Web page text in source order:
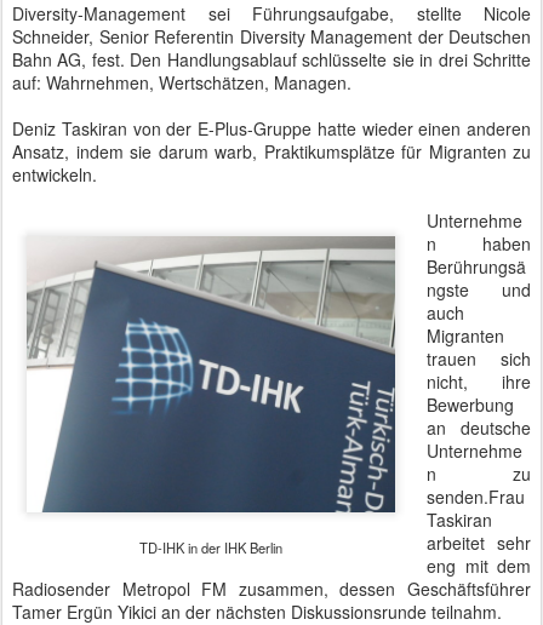
Diversity-Management sei Führungsaufgabe, stellte Nicole
Schneider, Senior Referentin Diversity Management der Deutschen
Bahn AG, fest. Den Handlungsablauf schlüsselte sie in drei Schritte
auf: Wahrnehmen, Wertschätzen, Managen.
Deniz Taskiran von der E-Plus-Gruppe hatte wieder einen anderen
Ansatz, indem sie darum warb, Praktikumsplätze für Migranten zu
entwickeln.
TD-IHK in der IHK Berlin
Unternehme
n haben
Berührungsä
ngste und
auch
Migranten
trauen sich
nicht, ihre
Bewerbung
an deutsche
Unternehme
n zu
senden.Frau
Taskiran
arbeitet sehr
eng mit dem
Radiosender Metropol FM zusammen, dessen Geschäftsführer
Tamer Ergün Yikici an der nächsten Diskussionsrunde teilnahm.